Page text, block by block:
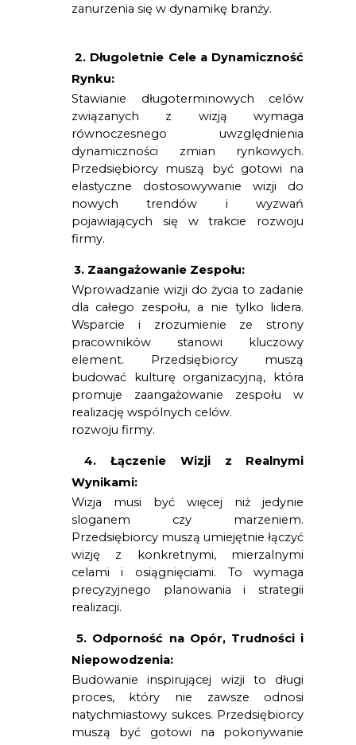
zanurzenia się w dynamikę branży.
2. Długoletnie Cele a Dynamiczność
Rynku:
Stawianie długoterminowych celów
związanych z wizją wymaga
równoczesnego uwzględnienia
dynamiczności zmian rynkowych.
Przedsiębiorcy muszą być gotowi na
elastyczne dostosowywanie wizji do
nowych trendów i wyzwań
pojawiających się w trakcie rozwoju
firmy.
3. Zaangażowanie Zespołu:
Wprowadzanie wizji do życia to zadanie
dla całego zespołu, a nie tylko lidera.
Wsparcie i zrozumienie ze strony
pracowników stanowi kluczowy
element. Przedsiębiorcy muszą
budować kulturę organizacyjną, która
promuje zaangażowanie zespołu w
realizację wspólnych celów.
rozwoju firmy.
4.Łączenie Wizji z Realnymi
Wynikami:
Wizja musi być więcej niż jedynie
sloganem czy marzeniem.
Przedsiębiorcy muszą umiejętnie łączyć
wizję z konkretnymi, mierzalnymi
celami i osiągnięciami. To wymaga
precyzyjnego planowania i strategii
realizacji.
5. Odporność na Opór, Trudności i
Niepowodzenia:
Budowanie inspirującej wizji to długi
proces, który nie zawsze odnosi
natychmiastowy sukces. Przedsiębiorcy
muszą być gotowi na pokonywanie